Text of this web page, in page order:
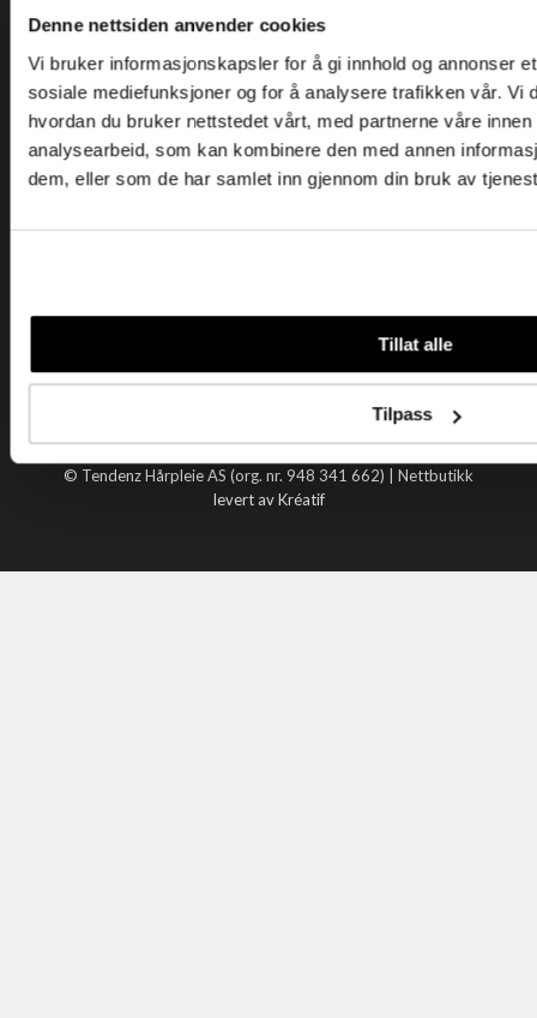
Denne nettsiden anvender cookies
Vi bruker informasjonskapsler for å gi innhold og annonser
sosiale mediefunksjoner og for å analysere trafikken vår. Vi
hvordan du bruker nettstedet vårt, med partnerne våre
analysearbeid, som kan kombinere den med annen
dem, eller som de har samlet inn gjennom din bruk av
Tillat alle
Tilpass
Personvern
Holtegata 26, 0355 Oslo
Telefon: +47 22 92 50 00
E-post: kundeservice@tendenz.net
Nyttige lenker
Datablad
Om oss
Handle hos oss
© Tendenz Hårpleie AS (org. nr. 948 341 662) | Nettbutikk
levert av Kréatif